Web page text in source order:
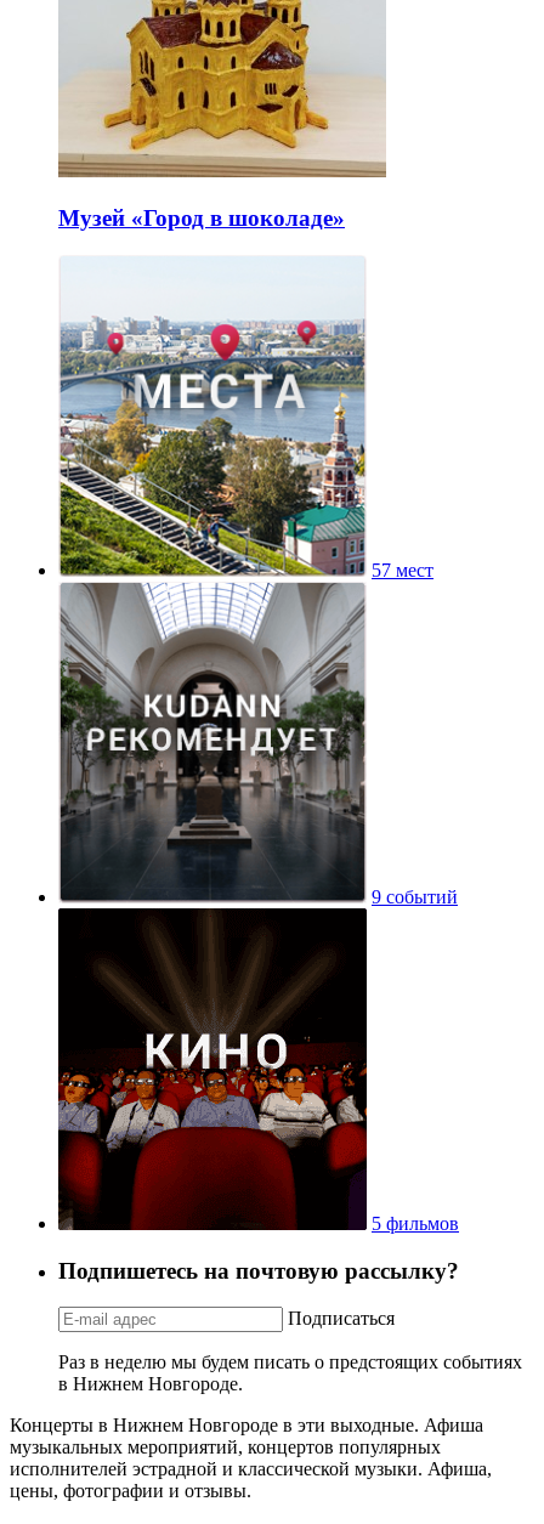
Музей «Город в шоколаде»
57 мест
9 событий
5 фильмов
Подпишетесь на почтовую рассылку?
Подписаться
Раз в неделю мы будем писать о предстоящих событиях
в Нижнем Новгороде.
Концерты в Нижнем Новгороде в эти выходные. Афиша
музыкальных мероприятий, концертов популярных
исполнителей эстрадной и классической музыки. Афиша,
цены, фотографии и отзывы.